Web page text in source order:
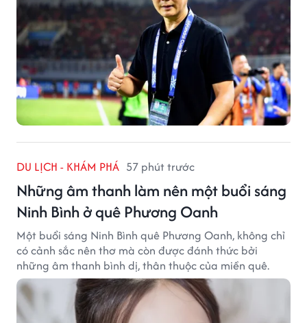
DU LỊCH - KHÁM PHÁ 57 phút trước
Những âm thanh làm nên một buổi sáng
Ninh Bình ở quê Phương Oanh
Một buổi sáng Ninh Bình quê Phương Oanh, không chỉ
có cảnh sắc nên thơ mà còn được đánh thức bởi
những âm thanh bình dị, thân thuộc của miền quê.